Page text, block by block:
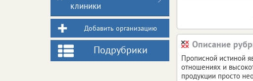
Описание
Прописной истиной
отношениях и
продукции просто
клиники
Добавить организацию
Подрубрики